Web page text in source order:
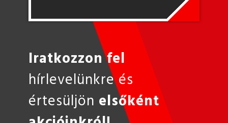
Iratkozzon fel
hírlevelünkre és
értesüljön elsőként